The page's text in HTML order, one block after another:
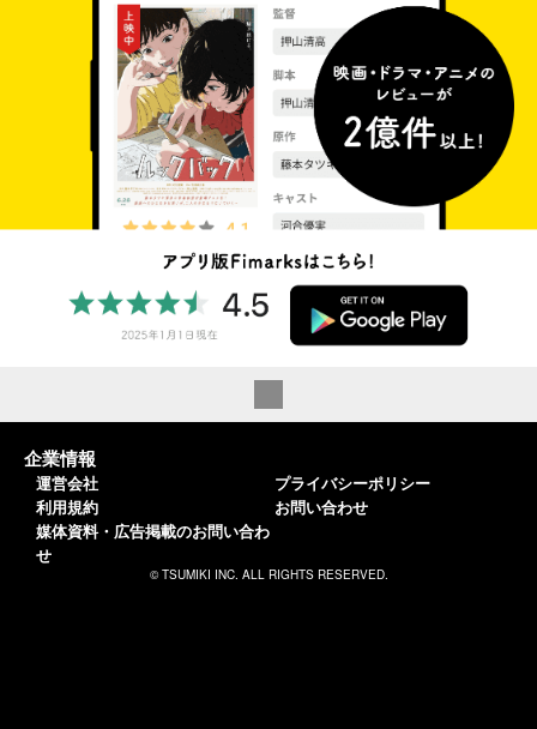
企業情報
運営会社
利用規約
媒体資料・広告掲載のお問い合わ
せ
プライバシーポリシー
お問い合わせ
© TSUMIKI INC. ALL RIGHTS RESERVED.